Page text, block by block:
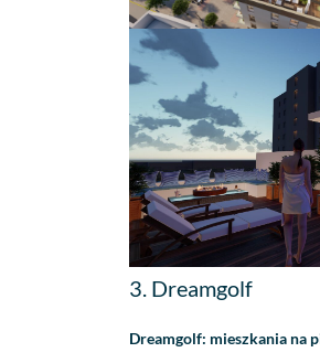
3. Dreamgolf
Dreamgolf: mieszkania na